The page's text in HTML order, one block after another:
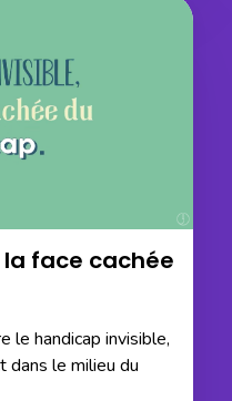
face cachée
le handicap invisible,
dans le milieu du